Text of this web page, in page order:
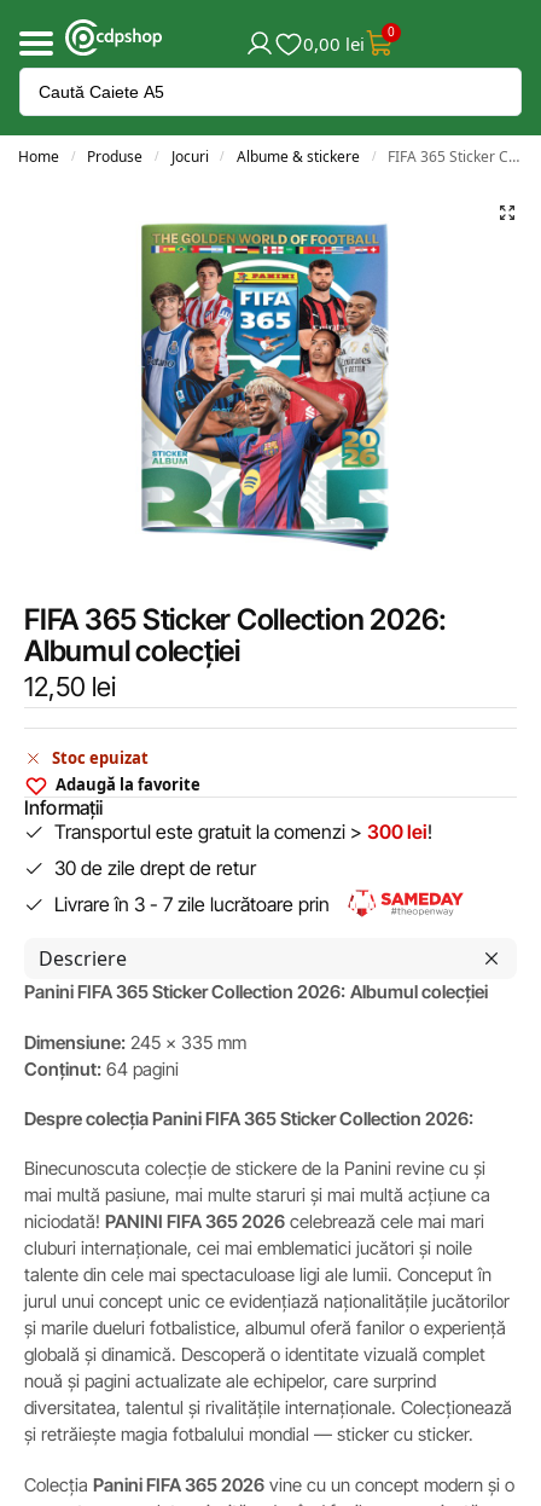
0,00 lei 0
Home / Produse / Jocuri / Albume & stickere / FIFA 365 Sticker Collection 2026: Albumul colecției
FIFA 365 Sticker Collection 2026:
Albumul colecției
12,50 lei
Stoc epuizat
Adaugă la favorite
Informații
Transportul este gratuit la comenzi > 300 lei!
30 de zile drept de retur
Livrare în 3 - 7 zile lucrătoare prin
Descriere
Panini FIFA 365 Sticker Collection 2026: Albumul colecției
Dimensiune: 245 x 335 mm
Conținut: 64 pagini
Despre colecția Panini FIFA 365 Sticker Collection 2026:
Binecunoscuta colecție de stickere de la Panini revine cu și
mai multă pasiune, mai multe staruri și mai multă acțiune ca
niciodată! PANINI FIFA 365 2026 celebrează cele mai mari
cluburi internaționale, cei mai emblematici jucători și noile
talente din cele mai spectaculoase ligi ale lumii. Conceput în
jurul unui concept unic ce evidențiază naționalitățile jucătorilor
și marile dueluri fotbalistice, albumul oferă fanilor o experiență
globală și dinamică. Descoperă o identitate vizuală complet
nouă și pagini actualizate ale echipelor, care surprind
diversitatea, talentul și rivalitățile internaționale. Colecționează
și retrăiește magia fotbalului mondial — sticker cu sticker.
Colecția Panini FIFA 365 2026 vine cu un concept modern și o